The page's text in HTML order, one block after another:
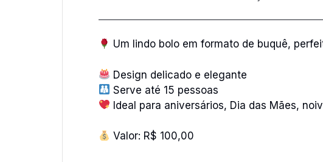
Um lindo bolo em formato de buquê,
Design delicado e elegante
Serve até 15 pessoas
Ideal para aniversários, Dia das Mães,
Valor: R$ 100,00